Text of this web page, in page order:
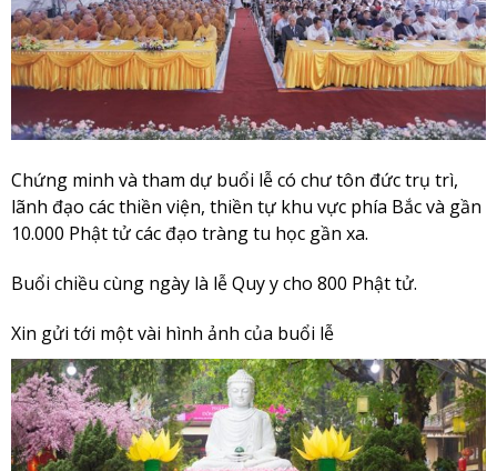
Chứng minh và tham dự buổi lễ có chư tôn đức trụ trì,
lãnh đạo các thiền viện, thiền tự khu vực phía Bắc và gần
10.000 Phật tử các đạo tràng tu học gần xa.
Buổi chiều cùng ngày là lễ Quy y cho 800 Phật tử.
Xin gửi tới một vài hình ảnh của buổi lễ